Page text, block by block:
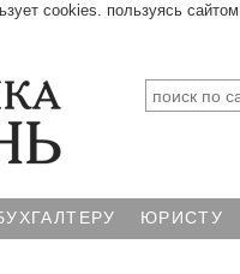
cookies. пользуясь
ЮРИСТУ